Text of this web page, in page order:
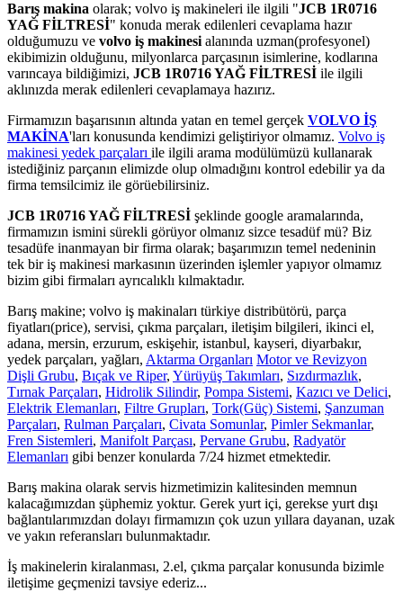
Barış makina olarak; volvo iş makineleri ile ilgili "JCB 1R0716
YAĞ FİLTRESİ" konuda merak edilenleri cevaplama hazır
olduğumuzu ve volvo iş makinesi alanında uzman(profesyonel)
ekibimizin olduğunu, milyonlarca parçasının isimlerine, kodlarına
varıncaya bildiğimizi, JCB 1R0716 YAĞ FİLTRESİ ile ilgili
aklınızda merak edilenleri cevaplamaya hazırız.
Firmamızın başarısının altında yatan en temel gerçek VOLVO İŞ
MAKİNA'ları konusunda kendimizi geliştiriyor olmamız. Volvo iş
makinesi yedek parçaları ile ilgili arama modülümüzü kullanarak
istediğiniz parçanın elimizde olup olmadığını kontrol edebilir ya da
firma temsilcimiz ile görüebilirsiniz.
JCB 1R0716 YAĞ FİLTRESİ şeklinde google aramalarında,
firmamızın ismini sürekli görüyor olmanız sizce tesadüf mü? Biz
tesadüfe inanmayan bir firma olarak; başarımızın temel nedeninin
tek bir iş makinesi markasının üzerinden işlemler yapıyor olmamız
bizim gibi firmaları ayrıcalıklı kılmaktadır.
Barış makine; volvo iş makinaları türkiye distribütörü, parça
fiyatları(price), servisi, çıkma parçaları, iletişim bilgileri, ikinci el,
adana, mersin, erzurum, eskişehir, istanbul, kayseri, diyarbakır,
yedek parçaları, yağları, Aktarma Organları Motor ve Revizyon
Dişli Grubu, Bıçak ve Riper, Yürüyüş Takımları, Sızdırmazlık,
Tırnak Parçaları, Hidrolik Silindir, Pompa Sistemi, Kazıcı ve Delici,
Elektrik Elemanları, Filtre Grupları, Tork(Güç) Sistemi, Şanzuman
Parçaları, Rulman Parçaları, Civata Somunlar, Pimler Sekmanlar,
Fren Sistemleri, Manifolt Parçası, Pervane Grubu, Radyatör
Elemanları gibi benzer konularda 7/24 hizmet etmektedir.
Barış makina olarak servis hizmetimizin kalitesinden memnun
kalacağımızdan şüphemiz yoktur. Gerek yurt içi, gerekse yurt dışı
bağlantılarımızdan dolayı firmamızın çok uzun yıllara dayanan, uzak
ve yakın referansları bulunmaktadır.
İş makinelerin kiralanması, 2.el, çıkma parçalar konusunda bizimle
iletişime geçmenizi tavsiye ederiz...